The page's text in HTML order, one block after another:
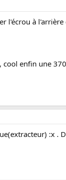
l'écrou à
cool enfin une
:x .